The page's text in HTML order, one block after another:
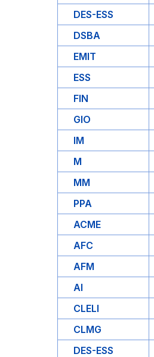
DES-ESS
DSBA
EMIT
ESS
FIN
GIO
IM
M
MM
PPA
ACME
AFC
AFM
AI
CLELI
CLMG
DES-ESS